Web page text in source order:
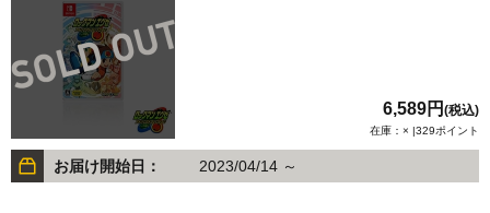
6,589円 (税込)
在庫：× |329ポイント
お届け開始日： 2023/04/14 ～